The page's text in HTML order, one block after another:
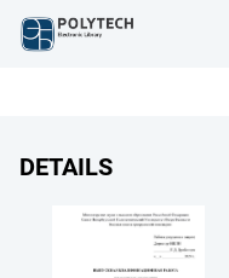
DETAILS